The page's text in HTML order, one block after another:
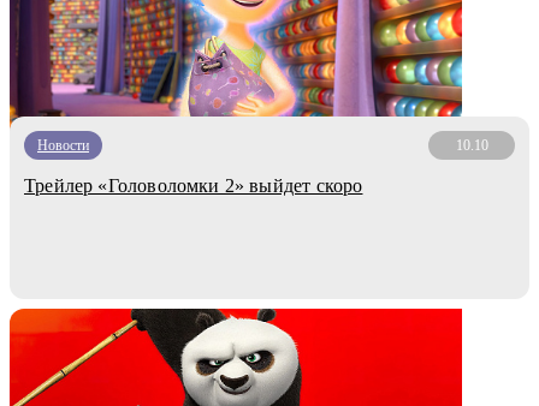
Новости 10.10
Трейлер «Головоломки 2» выйдет скоро